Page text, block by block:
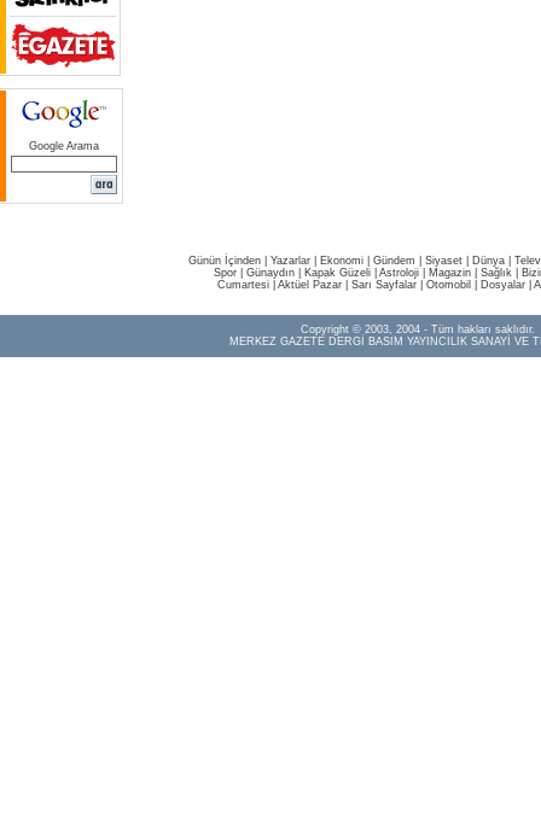
Google Arama
Günün İçinden Yazarlar Ekonomi Gündem Siyaset Dünya |
Spor
Günaydın Kapak Güzeli Astroloji Magazin Sağlık
Cumartesi| Aktüel Pazar| Sarı Sayfalar| Otomobil Dosyalar|
Copyright © 2003, 2004 - Tüm hakları saklıdır.
MERKEZ GAZETE DERGİ BASIM YAYINCILIK SANAYİ VE